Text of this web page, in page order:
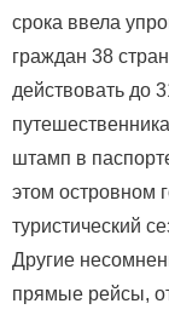
срока ввела
граждан 38
действовать до
штамп в
этом островном
туристический
Другие
прямые рейсы,